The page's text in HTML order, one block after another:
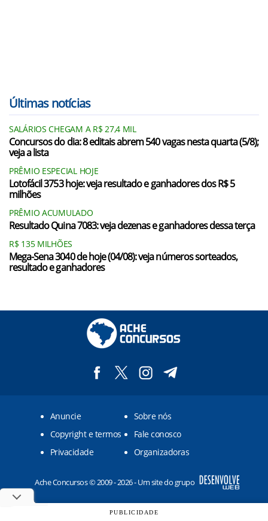
Últimas notícias
SALÁRIOS CHEGAM A R$ 27,4 MIL
Concursos do dia: 8 editais abrem 540 vagas nesta quarta (5/8);
veja a lista
PRÊMIO ESPECIAL HOJE
Lotofácil 3753 hoje: veja resultado e ganhadores dos R$ 5
milhões
PRÊMIO ACUMULADO
Resultado Quina 7083: veja dezenas e ganhadores dessa terça
R$ 135 MILHÕES
Mega-Sena 3040 de hoje (04/08): veja números sorteados,
resultado e ganhadores
Anuncie
Sobre nós
Copyright e termos
Fale conosco
Privacidade
Organizadoras
Ache Concursos © 2009 - 2026 - Um site do grupo
PUBLICIDADE